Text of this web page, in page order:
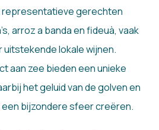
representatieve gerechten
arroz a banda en fideuà, vaak
lokale wijnen.
aan zee bieden een unieke
het geluid van de golven en
bijzondere sfeer creëren.